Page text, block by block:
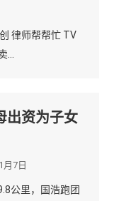
律师帮帮忙 TV
…
出资为子女
月7日
公里，国浩跑团